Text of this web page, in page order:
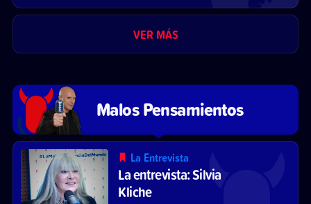
VER MÁS
Malos Pensamientos
La Entrevista
La entrevista: Silvia
Kliche